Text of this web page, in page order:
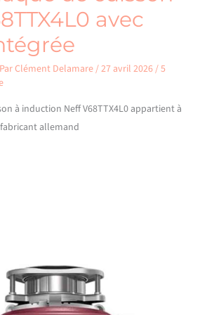
avec
Clément Delamare/27 avril 2026/5
à induction Neff V68TTX4L0 appartient à
allemand